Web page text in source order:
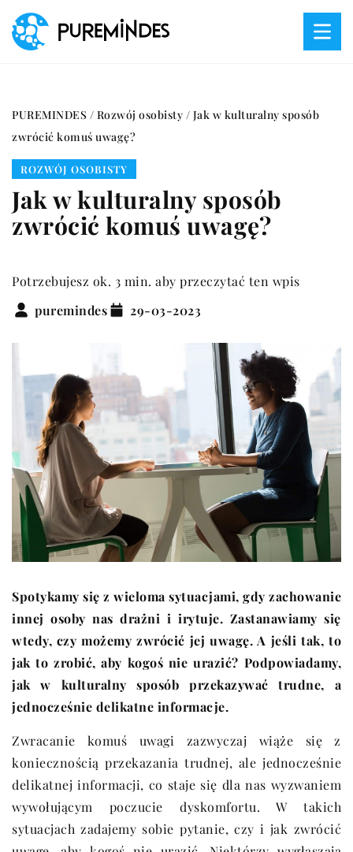
PUREMINDES / Rozwój osobisty / Jak w kulturalny sposób
zwrócić komuś uwagę?
ROZWÓJ OSOBISTY
Jak w kulturalny sposób
zwrócić komuś uwagę?
Potrzebujesz ok. 3 min. aby przeczytać ten wpis
puremindes
29-03-2023
Spotykamy się z wieloma sytuacjami, gdy zachowanie
innej osoby nas drażni i irytuje. Zastanawiamy się
wtedy, czy możemy zwrócić jej uwagę. A jeśli tak, to
jak to zrobić, aby kogoś nie urazić? Podpowiadamy,
jak w kulturalny sposób przekazywać trudne, a
jednocześnie delikatne informacje.
Zwracanie komuś uwagi zazwyczaj wiąże się z
koniecznością przekazania trudnej, ale jednocześnie
delikatnej informacji, co staje się dla nas wyzwaniem
wywołującym poczucie dyskomfortu. W takich
sytuacjach zadajemy sobie pytanie, czy i jak zwrócić